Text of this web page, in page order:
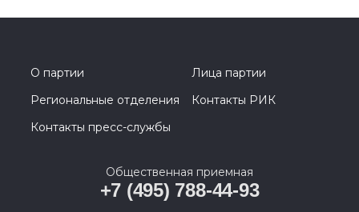
О партии
Лица партии
Региональные отделения
Контакты РИК
Контакты пресс-службы
Общественная приемная
+7 (495) 788-44-93